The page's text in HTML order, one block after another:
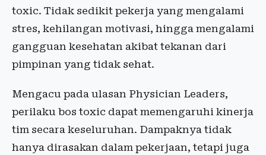
toxic. Tidak sedikit pekerja yang mengalami
stres, kehilangan motivasi, hingga mengalami
gangguan kesehatan akibat tekanan dari
pimpinan yang tidak sehat.
Mengacu pada ulasan Physician Leaders,
perilaku bos toxic dapat memengaruhi kinerja
tim secara keseluruhan. Dampaknya tidak
hanya dirasakan dalam pekerjaan, tetapi juga